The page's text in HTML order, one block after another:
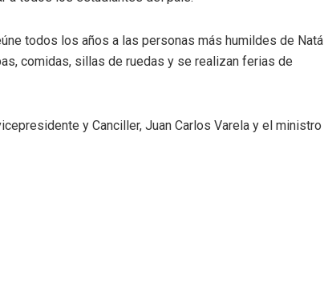
todos los años a las personas más humildes de Natá
comidas, sillas de ruedas y se realizan ferias de
y Canciller, Juan Carlos Varela y el ministro